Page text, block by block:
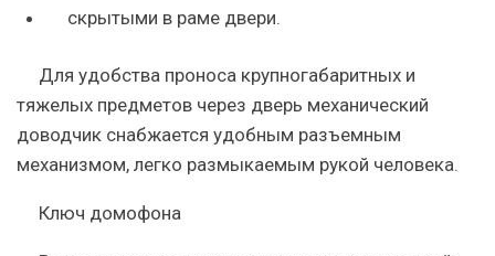
скрытыми в раме двери.
Для удобства проноса крупногабаритных и
тяжелых предметов через дверь механический
доводчик снабжается удобным разъемным
механизмом, легко размыкаемым рукой человека.
Ключ домофона